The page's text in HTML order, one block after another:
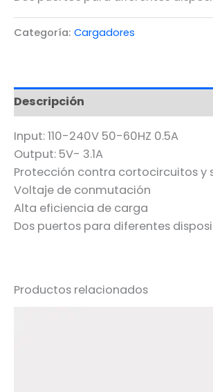
Categoría: Cargadores
Descripción
Input: 110-240V 50-60HZ 0.5A
Output: 5V- 3.1A
Protección contra cortocircuitos y
Voltaje de conmutación
Alta eficiencia de carga
Dos puertos para diferentes
Productos relacionados